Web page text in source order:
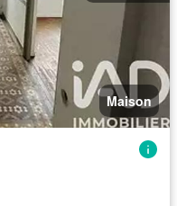
Maison